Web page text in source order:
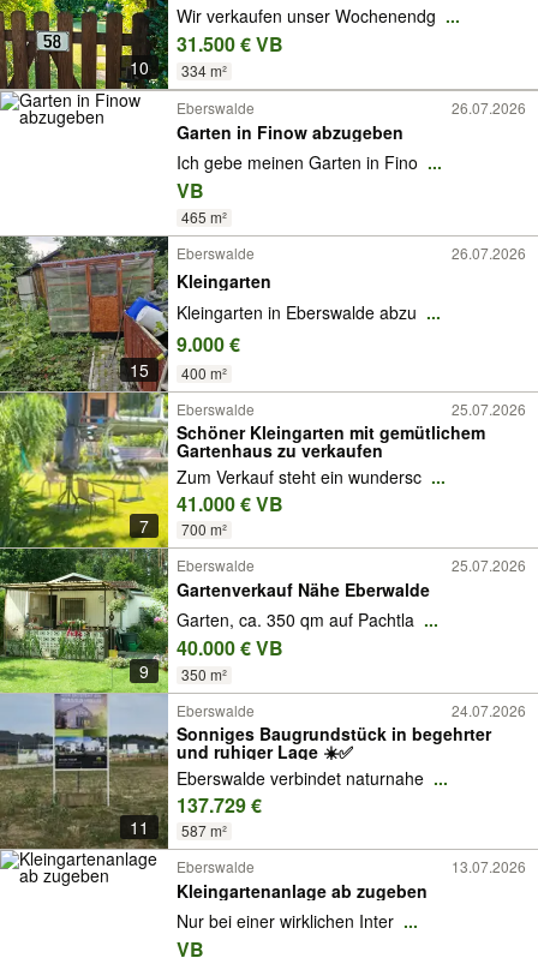
10
Wir verkaufen unser Wochenendg ...
31.500 € VB
334 m²
Eberswalde
26.07.2026
Garten in Finow abzugeben
Ich gebe meinen Garten in Fino ...
VB
465 m²
15
Eberswalde 26.07.2026
Kleingarten
Kleingarten in Eberswalde abzu ...
9.000 €
400 m²
7
Eberswalde 25.07.2026
Schöner Kleingarten mit gemütlichem
Gartenhaus zu verkaufen
Zum Verkauf steht ein wundersc ...
41.000 € VB
700 m²
9
Eberswalde 25.07.2026
Gartenverkauf Nähe Eberwalde
Garten, ca. 350 qm auf Pachtla ...
40.000 € VB
350 m²
11
Eberswalde 24.07.2026
Sonniges Baugrundstück in begehrter
und ruhiger Lage ☀️✅
Eberswalde verbindet naturnahe ...
137.729 €
587 m²
Eberswalde
13.07.2026
Kleingartenanlage ab zugeben
Nur bei einer wirklichen Inter ...
VB